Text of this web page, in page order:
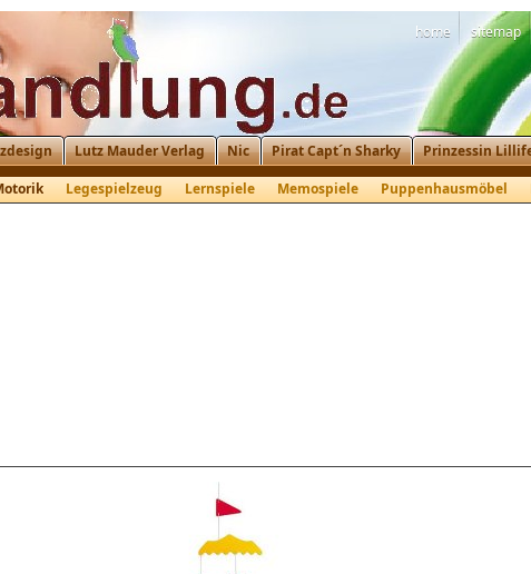
home sitemap
Lutz Mauder Verlag Nic Pirat Capt´n Sharky Prinzessin
Legespielzeug Lernspiele Memospiele Puppenhausmöbel